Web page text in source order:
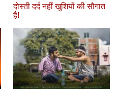
दोस्‍ती दर्द नहीं खुशियों की सौगात
है!